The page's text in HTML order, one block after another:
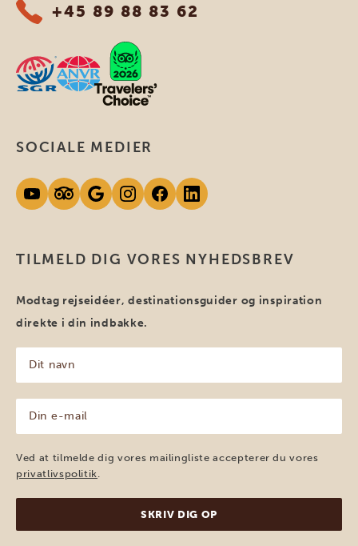
+45 89 88 83 62
TILMELD DIG VORES NYHEDSBREV
Modtag rejseidéer, destinationsguider og inspiration
direkte i din indbakke.
navn
(Påkrævet)
mail
(Påkrævet)
Ved at tilmelde dig vores mailingliste accepterer du vores
privatlivspolitik
SOCIALE MEDIER